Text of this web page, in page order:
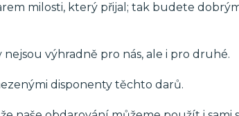
milosti, který přijal; tak budete
výhradně pro nás, ale i pro druhé.
disponenty těchto darů.